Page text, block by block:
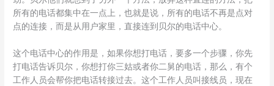
所有的电话都集中在一点上，也就是说，所有的电话不再是点对
点的连接，而是从用户家里，直接连到贝尔的电话中心。
这个电话中心的作用是，如果你想打电话，要多一个步骤，你先
打电话告诉贝尔，你想打你三姑或者你二舅的电话，那么，有个
工作人员会帮你把电话转接过去。这个工作人员叫接线员，现在